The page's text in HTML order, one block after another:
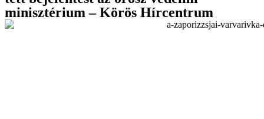
minisztérium – Körös Hírcentrum